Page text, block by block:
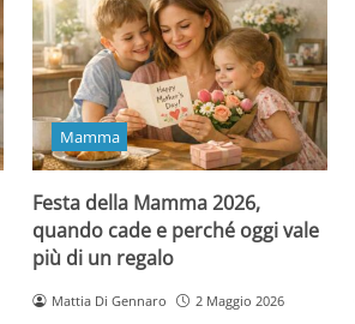
Mamma
Festa della Mamma 2026,
quando cade e perché oggi vale
più di un regalo
Mattia Di Gennaro 2 Maggio 2026